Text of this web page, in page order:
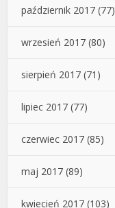
październik 2017 (77)
wrzesień 2017 (80)
sierpień 2017 (71)
lipiec 2017 (77)
czerwiec 2017 (85)
maj 2017 (89)
kwiecień 2017 (103)